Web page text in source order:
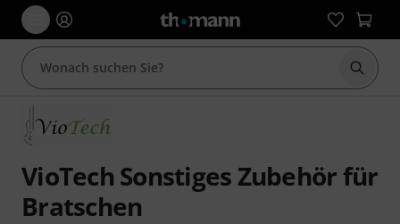
Suche
VioTech Sonstiges Zubehör für
Bratschen